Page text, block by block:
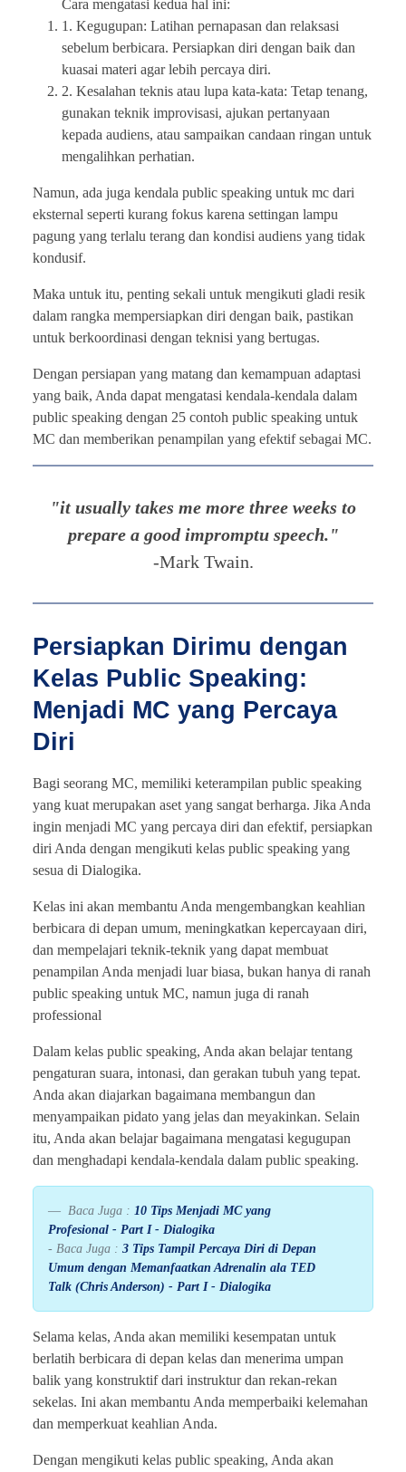
Cara mengatasi kedua hal ini:
1. Kegugupan: Latihan pernapasan dan relaksasi
sebelum berbicara. Persiapkan diri dengan baik dan
kuasai materi agar lebih percaya diri.
2. Kesalahan teknis atau lupa kata-kata: Tetap tenang,
gunakan teknik improvisasi, ajukan pertanyaan
kepada audiens, atau sampaikan candaan ringan untuk
mengalihkan perhatian.
Namun, ada juga kendala public speaking untuk mc dari
eksternal seperti kurang fokus karena settingan lampu
pagung yang terlalu terang dan kondisi audiens yang tidak
kondusif.
Maka untuk itu, penting sekali untuk mengikuti gladi resik
dalam rangka mempersiapkan diri dengan baik, pastikan
untuk berkoordinasi dengan teknisi yang bertugas.
Dengan persiapan yang matang dan kemampuan adaptasi
yang baik, Anda dapat mengatasi kendala-kendala dalam
public speaking dengan 25 contoh public speaking untuk
MC dan memberikan penampilan yang efektif sebagai MC.
"it usually takes me more three weeks to
prepare a good impromptu speech."
-Mark Twain.
Persiapkan Dirimu dengan
Kelas Public Speaking:
Menjadi MC yang Percaya
Diri
Bagi seorang MC, memiliki keterampilan public speaking
yang kuat merupakan aset yang sangat berharga. Jika Anda
ingin menjadi MC yang percaya diri dan efektif, persiapkan
diri Anda dengan mengikuti kelas public speaking yang
sesua di Dialogika.
Kelas ini akan membantu Anda mengembangkan keahlian
berbicara di depan umum, meningkatkan kepercayaan diri,
dan mempelajari teknik-teknik yang dapat membuat
penampilan Anda menjadi luar biasa, bukan hanya di ranah
public speaking untuk MC, namun juga di ranah
professional
Dalam kelas public speaking, Anda akan belajar tentang
pengaturan suara, intonasi, dan gerakan tubuh yang tepat.
Anda akan diajarkan bagaimana membangun dan
menyampaikan pidato yang jelas dan meyakinkan. Selain
itu, Anda akan belajar bagaimana mengatasi kegugupan
dan menghadapi kendala-kendala dalam public speaking.
Baca Juga : 10 Tips Menjadi MC yang
Profesional - Part I - Dialogika
- Baca Juga : 3 Tips Tampil Percaya Diri di Depan
Umum dengan Memanfaatkan Adrenalin ala TED
Talk (Chris Anderson) - Part I - Dialogika
Selama kelas, Anda akan memiliki kesempatan untuk
berlatih berbicara di depan kelas dan menerima umpan
balik yang konstruktif dari instruktur dan rekan-rekan
sekelas. Ini akan membantu Anda memperbaiki kelemahan
dan memperkuat keahlian Anda.
Dengan mengikuti kelas public speaking, Anda akan